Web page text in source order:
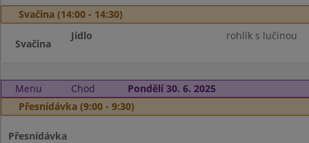
Svačina (14:00 - 14:30)
Svačina
Jídlo rohlík s lučinou
Menu Chod
Pondělí 30. 6. 2025
Přesnídávka (9:00 - 9:30)
Přesnídávka